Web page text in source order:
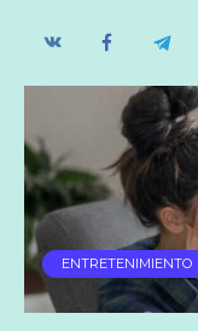
ENTRETENIMIENTO